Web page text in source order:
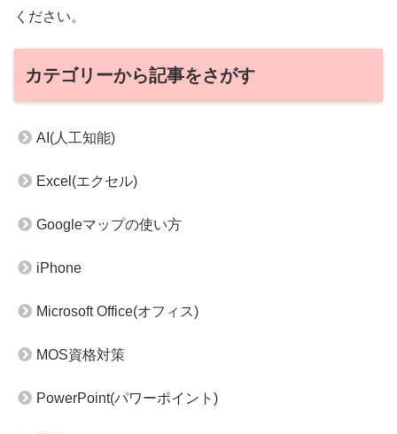
ください。
カテゴリーから記事をさがす
AI(人工知能)
Excel(エクセル)
Googleマップの使い方
iPhone
Microsoft Office(オフィス)
MOS資格対策
PowerPoint(パワーポイント)